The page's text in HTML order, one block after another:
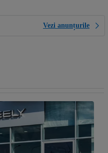
Vezi anunțurile